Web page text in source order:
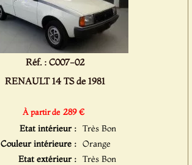
Réf. : C007-02
RENAULT 14 TS de 1981
À partir de 289 €
Etat intérieur : Très Bon
Couleur intérieure : Orange
Etat extérieur : Très Bon